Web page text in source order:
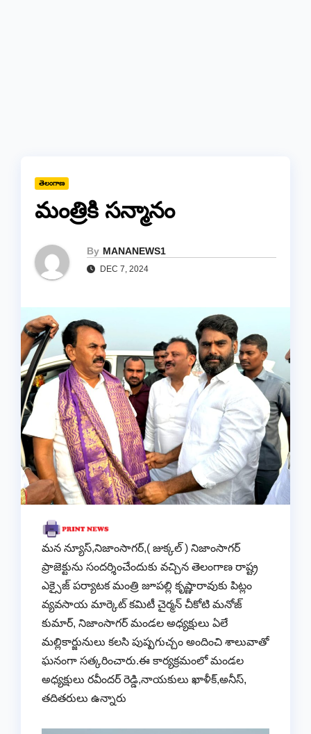
తెలంగాణ
మంత్రికి సన్మానం
By MANANEWS1
DEC 7, 2024
మన న్యూస్,నిజాంసాగర్,( జుక్కల్ ) నిజాంసాగర్
ప్రాజెక్టును సందర్శించేందుకు వచ్చిన తెలంగాణ రాష్ట్ర
ఎక్సైజ్ పర్యాటక మంత్రి జూపల్లి కృష్ణారావుకు పిట్లం
వ్యవసాయ మార్కెట్ కమిటీ చైర్మన్ చీకోటి మనోజ్
కుమార్, నిజాంసాగర్ మండల అధ్యక్షులు ఏలే
మల్లికార్జునులు కలసి పుష్పగుచ్చం అందించి శాలువాతో
ఘనంగా సత్కరించారు.ఈ కార్యక్రమంలో మండల
అధ్యక్షులు రవీందర్ రెడ్డి,నాయకులు ఖాళీక్,అనీస్,
తదితరులు ఉన్నారు